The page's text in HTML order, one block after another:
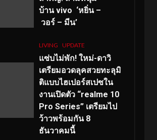
บ้าน vivo ‘หยิ่น –
วอร์ – มีน’
LIVING UPDATE
แซ่บไม่พัก! ใหม่-ดาวิ
เตรียมอวดลุคสวยทะลุมิ
ติแบบไฮเปอร์สเปซใน
งานเปิดตัว “realme 10
Pro Series” เตรียมไป
ว้าวพร้อมกัน 8
ธันวาคมนี้